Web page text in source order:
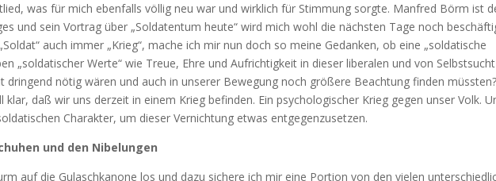
was für mich ebenfalls völlig neu war und wirklich für Stimmung sorgte. Manfred Börm ist
und sein Vortrag über „Soldatentum heute“ wird mich wohl die nächsten Tage noch
auch immer „Krieg“, mache ich mir nun doch so meine Gedanken, ob eine „soldatische
„soldatischer Werte“ wie Treue, Ehre und Aufrichtigkeit in dieser liberalen und von Selbstsucht
dringend nötig wären und auch in unserer Bewegung noch größere Beachtung finden
klar, daß wir uns derzeit in einem Krieg befinden. Ein psychologischer Krieg gegen unser Volk.
Charakter, um dieser Vernichtung etwas entgegenzusetzen.
und den Nibelungen
auf die Gulaschkanone los und dazu sichere ich mir eine Portion von den vielen